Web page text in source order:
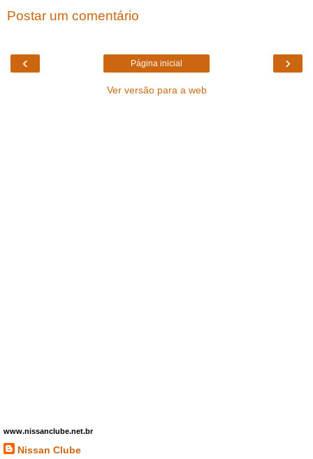
Postar um comentário
‹ ›
Página inicial
Ver versão para a web
www.nissanclube.net.br
Nissan Clube